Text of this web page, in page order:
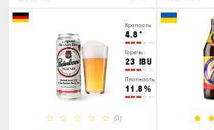
Крепость
4.8 °
Горечь
23 IBU
Плотность
11.8 %
(0)